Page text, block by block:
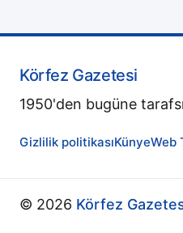
Körfez Gazetesi
1950'den bugüne
Gizlilik politikasıKünyeWeb
© 2026 Körfez